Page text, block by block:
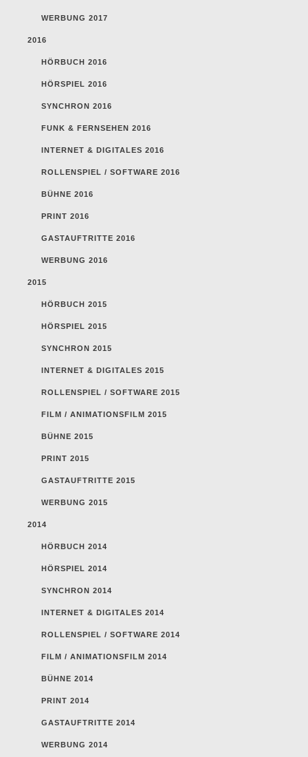
WERBUNG 2017
2016
HÖRBUCH 2016
HÖRSPIEL 2016
SYNCHRON 2016
FUNK & FERNSEHEN 2016
INTERNET & DIGITALES 2016
ROLLENSPIEL / SOFTWARE 2016
BÜHNE 2016
PRINT 2016
GASTAUFTRITTE 2016
WERBUNG 2016
2015
HÖRBUCH 2015
HÖRSPIEL 2015
SYNCHRON 2015
INTERNET & DIGITALES 2015
ROLLENSPIEL / SOFTWARE 2015
FILM / ANIMATIONSFILM 2015
BÜHNE 2015
PRINT 2015
GASTAUFTRITTE 2015
WERBUNG 2015
2014
HÖRBUCH 2014
HÖRSPIEL 2014
SYNCHRON 2014
INTERNET & DIGITALES 2014
ROLLENSPIEL / SOFTWARE 2014
FILM / ANIMATIONSFILM 2014
BÜHNE 2014
PRINT 2014
GASTAUFTRITTE 2014
WERBUNG 2014